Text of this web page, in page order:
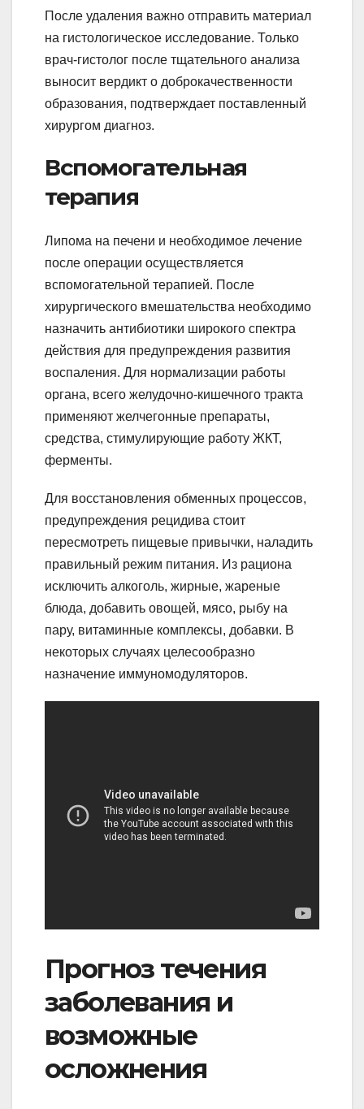
После удаления важно отправить материал
на гистологическое исследование. Только
врач-гистолог после тщательного анализа
выносит вердикт о доброкачественности
образования, подтверждает поставленный
хирургом диагноз.
Вспомогательная
терапия
Липома на печени и необходимое лечение
после операции осуществляется
вспомогательной терапией. После
хирургического вмешательства необходимо
назначить антибиотики широкого спектра
действия для предупреждения развития
воспаления. Для нормализации работы
органа, всего желудочно-кишечного тракта
применяют желчегонные препараты,
средства, стимулирующие работу ЖКТ,
ферменты.
Для восстановления обменных процессов,
предупреждения рецидива стоит
пересмотреть пищевые привычки, наладить
правильный режим питания. Из рациона
исключить алкоголь, жирные, жареные
блюда, добавить овощей, мясо, рыбу на
пару, витаминные комплексы, добавки. В
некоторых случаях целесообразно
назначение иммуномодуляторов.
Прогноз течения
заболевания и
возможные
осложнения